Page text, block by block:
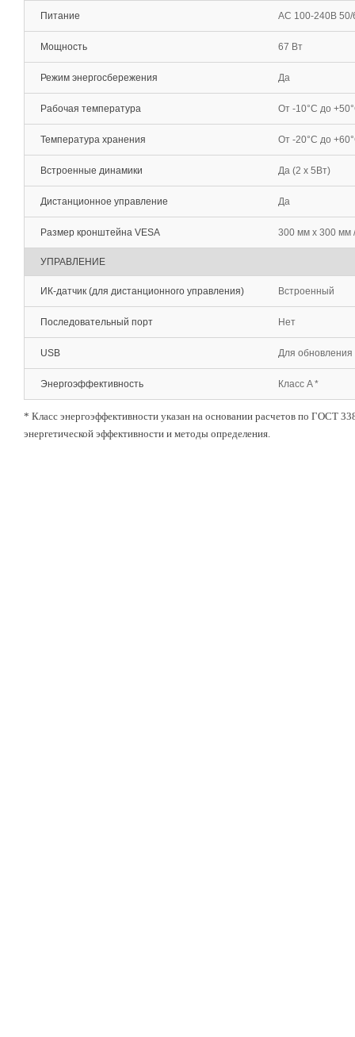
Питание AC 100-240В 50/
Мощность 67 Вт
Режим энергосбережения Да
Рабочая температура От -10°С до
Температура хранения От -20°С до
Встроенные динамики Да (2 х 5Вт)
Дистанционное управление Да
Размер кронштейна VESA 300 мм х 300 мм
УПРАВЛЕНИЕ
ИК-датчик (для дистанционного управления) Встроенный
Последовательный порт Нет
USB Для
Энергоэффективность Класс A *
* Класс энергоэффективности указан на основании расчетов по ГОСТ
энергетической эффективности и методы определения.